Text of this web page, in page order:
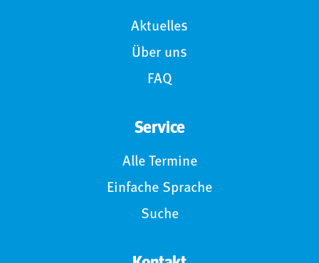
Aktuelles
Über uns
FAQ
Service
Alle Termine
Einfache Sprache
Suche